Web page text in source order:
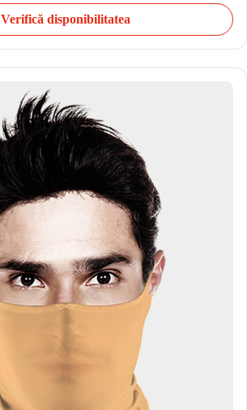
Verifică disponibilitatea